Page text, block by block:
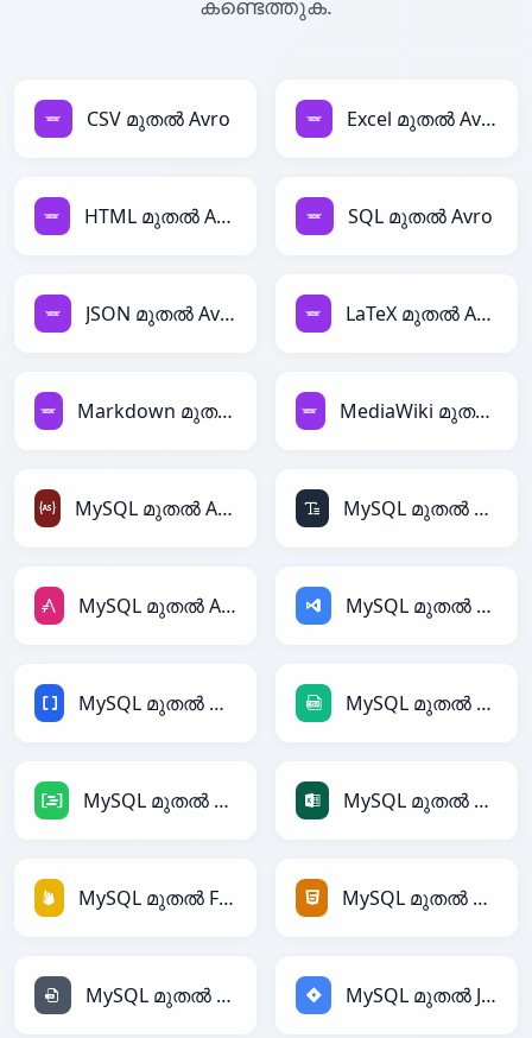
കണ്ടെത്തുക.
CSV മുതൽ Avro Excel മുതൽ Avro
HTML മുതൽ Avro SQL മുതൽ Avro
JSON മുതൽ Avro LaTeX മുതൽ Avro
Markdown മുതൽ Avro MediaWiki മുതൽ Avro
MySQL മുതൽ ActionScript MySQL മുതൽ ASCII
MySQL മുതൽ AsciiDoc MySQL മുതൽ ASP
MySQL മുതൽ BBCode MySQL മുതൽ CSV
MySQL മുതൽ DAX MySQL മുതൽ Excel
MySQL മുതൽ Firebase MySQL മുതൽ HTML
MySQL മുതൽ INI MySQL മുതൽ Jira